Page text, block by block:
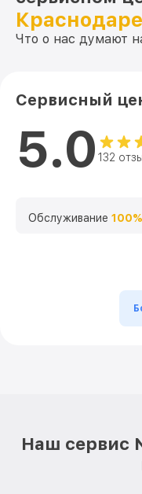
Краснодаре
Что о нас думают
Сервисный
5.0 132
Обслуживание 100%
Наш сервис